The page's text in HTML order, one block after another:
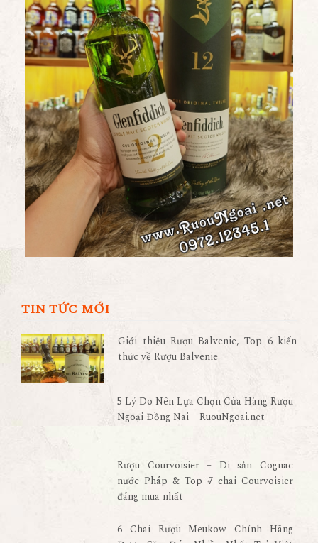
TIN TỨC MỚI
Giới thiệu Rượu Balvenie, Top 6 kiến
thức về Rượu Balvenie
5 Lý Do Nên Lựa Chọn Cửa Hàng Rượu
Ngoại Đồng Nai – RuouNgoai.net
Rượu Courvoisier – Di sản Cognac
nước Pháp & Top 7 chai Courvoisier
đáng mua nhất
6 Chai Rượu Meukow Chính Hãng